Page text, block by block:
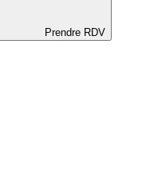
Prendre RDV